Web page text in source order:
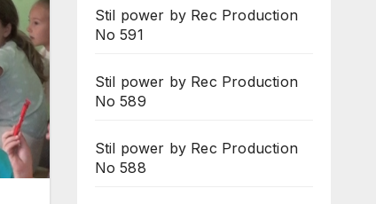
Stil power by Rec Production
No 591
Stil power by Rec Production
No 589
Stil power by Rec Production
No 588